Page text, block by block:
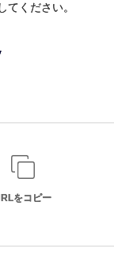
ください。
をコピー